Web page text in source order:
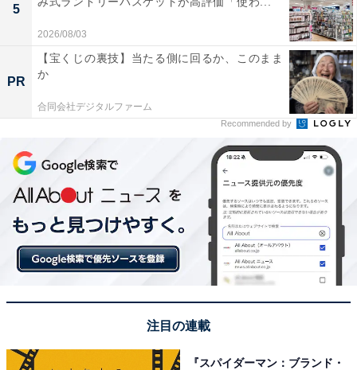
流れる清流のせせらぎや爽やかな風、夜には満天の
星空が広がる静寂な空間で心から癒されます。
適度なぬめりがあるお湯はとても柔らかく、入浴後
にはお肌がツルツルになる抜群の泉質で、体の芯か
らポカポカと温まり新陳代謝が高まるのを実感でき
ます。
都会の人混みや日々の喧騒から完全に離れて、素晴
らしいお湯の鮮度にこだわった極上の天然温泉に浸
かりながら贅沢なリラックスタイムを過ごせます。
5
2026/08/03
PR
【宝くじの裏技】当たる側に回るか、このまま
か
合同会社デジタルファーム
Recommended by
注目の連載
『スパイダーマン：ブランド・